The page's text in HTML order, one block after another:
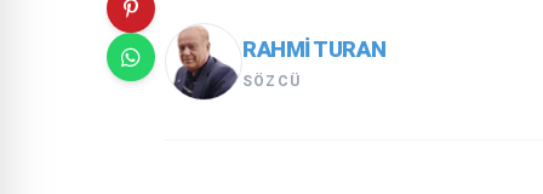
RAHMI TURAN
SÖZCÜ